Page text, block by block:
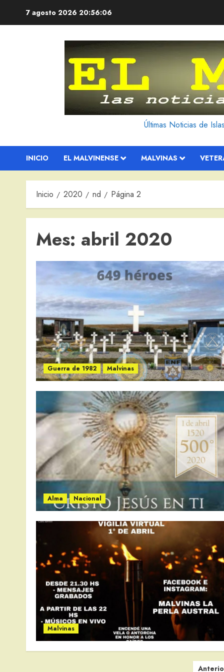
7 agosto 2026 20:56:07
Últimas Noticias de
INICIO EL MALVINENSE MALVINAS
Inicio 2020 nd Página 2
Mes: abril 2020
Guerra de 1982 Malvinas
Alma Nacional
Malvinas